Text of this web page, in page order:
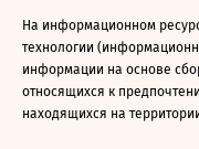
На информационном
технологии
информации на основе
относящихся к
находящихся на